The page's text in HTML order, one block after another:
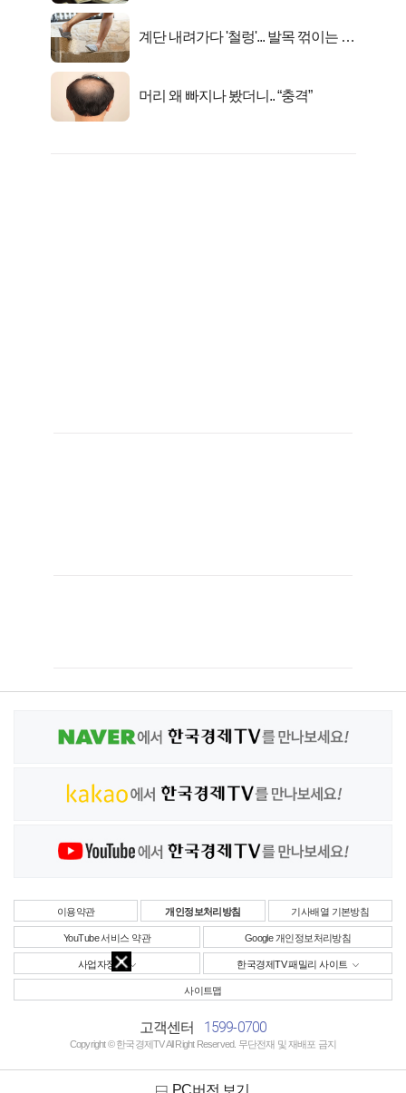
계단 내려가다 '철렁'... 발목 꺾이는 이
머리 왜 빠지나 봤더니.. “충격”
이용약관 개인정보처리방침 기사배열 기본방침
YouTube 서비스 약관 Google 개인정보처리방침
사업자정보 한국경제TV 패밀리 사이트
사이트맵
고객센터 1599-0700
Copyright © 한국경제TV All Right Reserved. 무단전재 및 재배포 금지